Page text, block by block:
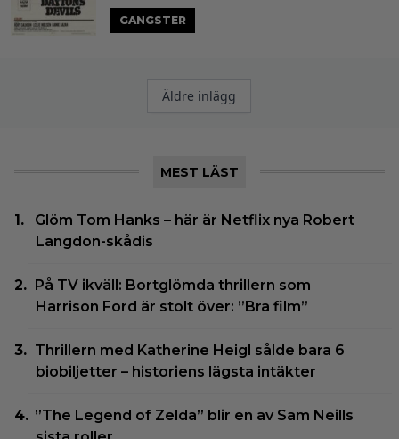
GANGSTER
Inläggsnavigering
Äldre inlägg
MEST LÄST
Glöm Tom Hanks – här är Netflix nya Robert
Langdon-skådis
På TV ikväll: Bortglömda thrillern som
Harrison Ford är stolt över: ”Bra film”
Thrillern med Katherine Heigl sålde bara 6
biobiljetter – historiens lägsta intäkter
”The Legend of Zelda” blir en av Sam Neills